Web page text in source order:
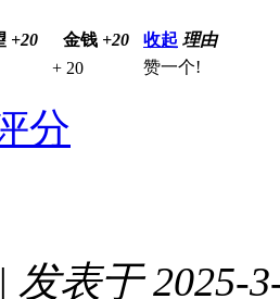
+20 金钱 +20 收起 理由
+ 20 赞一个!
分
| 发表于 2025-